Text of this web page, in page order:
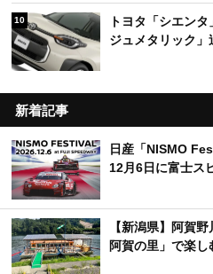
10
トヨタ「シエン
ジュメタリック
新着記事
日産「NISMO
12月6日に富士ス
【新潟県】阿賀
阿賀の里」で楽